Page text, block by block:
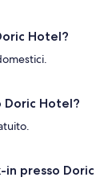
Hotel?
Doric Hotel?
in presso Doric